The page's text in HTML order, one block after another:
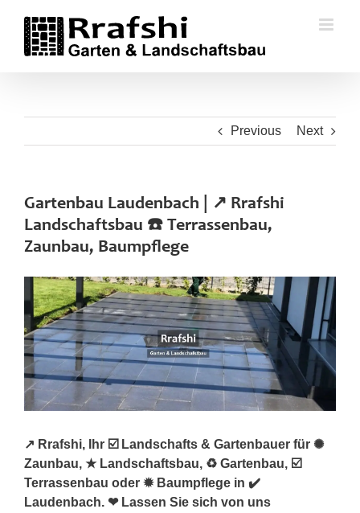
content
Previous Next
Gartenbau Laudenbach | ↗️ Rrafshi
Landschaftsbau ☎️ Terrassenbau,
Zaunbau, Baumpflege
↗️ Rrafshi, Ihr ☑️ Landschafts & Gartenbauer für ✺
Zaunbau, ★ Landschaftsbau, ♻ Gartenbau, ☑️
Terrassenbau oder ✹ Baumpflege in ✔️
Laudenbach. ❤ Lassen Sie sich von uns